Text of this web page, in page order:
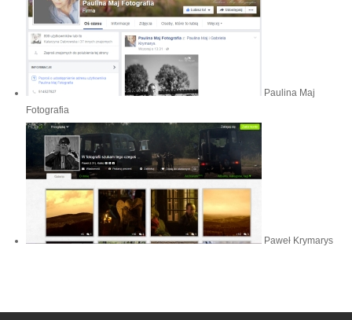
Paulina Maj
Fotografia
Paweł Krymarys